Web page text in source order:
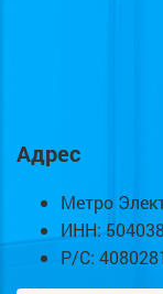
Адрес
Метро
ИНН:
Р/С: